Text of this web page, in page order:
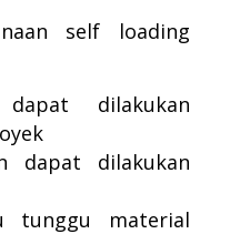
self loading
dilakukan
dapat dilakukan
tunggu material